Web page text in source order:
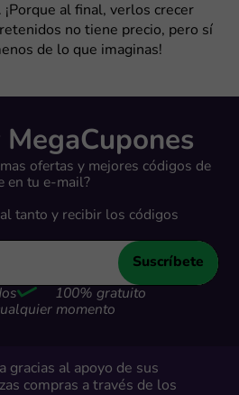
al final, verlos crecer
no tiene precio, pero sí
de lo que imaginas!
ofertas y mejores códigos de
en tu e-mail?
tanto y recibir los códigos
Suscríbete
100% gratuito
momento
gracias al apoyo de sus
compras a través de los